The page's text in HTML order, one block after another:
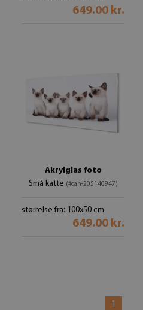
649.00 kr.
Akrylglas foto
Små katte (#oah-205140947)
størrelse fra: 100x50 cm
649.00 kr.
1